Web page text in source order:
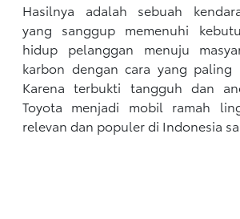
Hasilnya adalah sebuah
yang sanggup memenuhi
hidup pelanggan menuju
karbon dengan cara yang paling
Karena terbukti tangguh dan
Toyota menjadi mobil ramah
relevan dan populer di Indonesia